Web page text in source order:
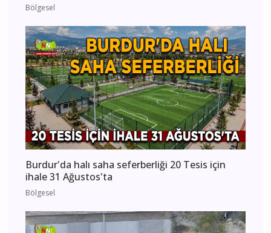
Bölgesel
Burdur'da halı saha seferberliği 20 Tesis için
ihale 31 Ağustos'ta
Bölgesel